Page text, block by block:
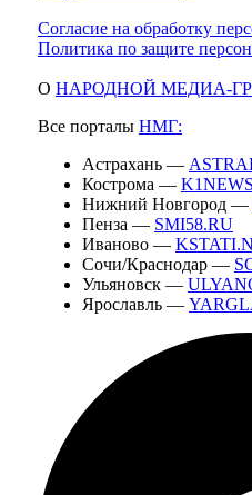
Согласие на обработку
Политика по защите
О НАРОДНОЙ МЕДИА-
Все порталы НМГ:
Астрахань —
Кострома —
Нижний Новгород —
Пенза — SMI58.RU
Иваново —
Сочи/Краснодар —
Ульяновск —
Ярославль —